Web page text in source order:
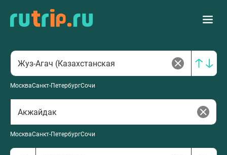
МоскваСанкт-ПетербургСочи
МоскваСанкт-ПетербургСочи